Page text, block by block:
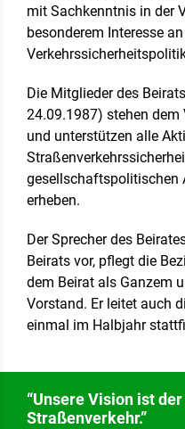
mit Sachkenntnis in der
besonderem Interesse
Die Mitglieder des
24.09.1987) stehen dem
und unterstützen alle
gesellschaftspolitischen
erheben.
Der Sprecher des
Beirats vor, pflegt die
dem Beirat als Ganzem
Vorstand. Er leitet auch
einmal im Halbjahr
“Unsere Vision ist
Straßenverkehr.”